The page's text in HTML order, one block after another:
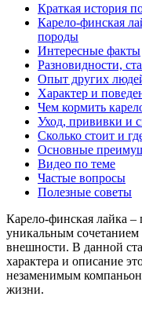
Краткая история
Карело-финская
породы
Интересные факты
Разновидности,
Опыт других
Характер и
Чем кормить
Уход, прививки и
Сколько стоит и
Основные
Видео по теме
Частые вопросы
Полезные советы
Карело-финская лайка –
уникальным сочетанием
внешности. В данной
характера и описание
незаменимым
жизни.